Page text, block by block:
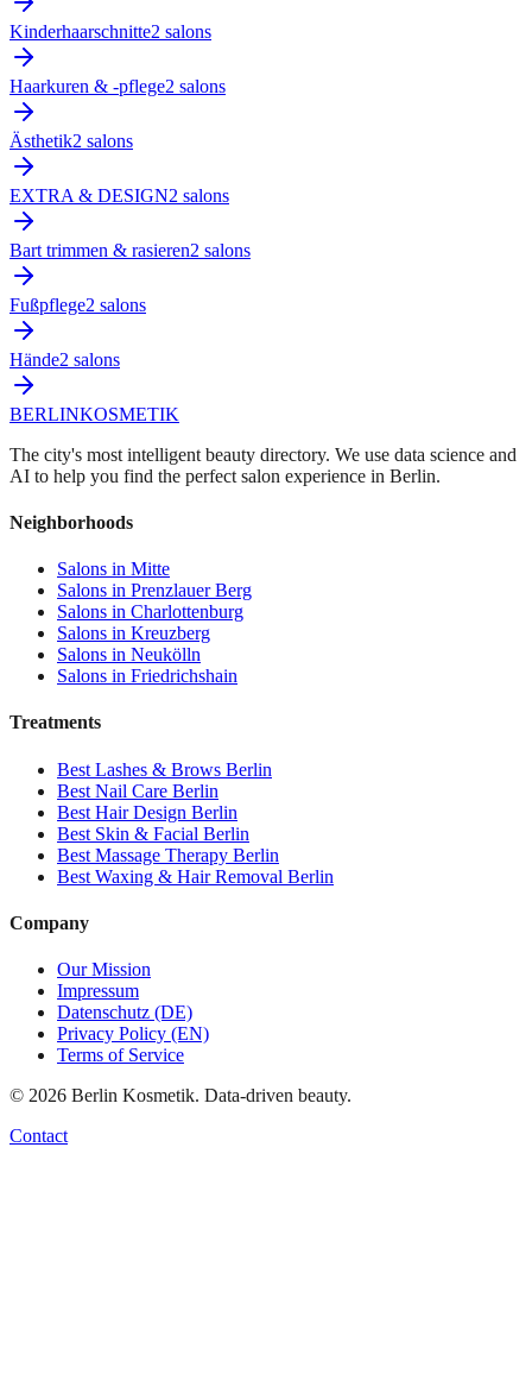
Kinderhaarschnitte2 salons
Haarkuren & -pflege2 salons
Ästhetik2 salons
EXTRA & DESIGN2 salons
Bart trimmen & rasieren2 salons
Fußpflege2 salons
Hände2 salons
BERLINKOSMETIK
The city's most intelligent beauty directory. We use data science and
AI to help you find the perfect salon experience in Berlin.
Neighborhoods
Salons in Mitte
Salons in Prenzlauer Berg
Salons in Charlottenburg
Salons in Kreuzberg
Salons in Neukölln
Salons in Friedrichshain
Treatments
Best Lashes & Brows Berlin
Best Nail Care Berlin
Best Hair Design Berlin
Best Skin & Facial Berlin
Best Massage Therapy Berlin
Best Waxing & Hair Removal Berlin
Company
Our Mission
Impressum
Datenschutz (DE)
Privacy Policy (EN)
Terms of Service
© 2026 Berlin Kosmetik. Data-driven beauty.
Contact